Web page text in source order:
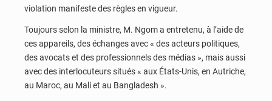
violation manifeste des règles en vigueur.
Toujours selon la ministre, M. Ngom a entretenu, à l’aide de
ces appareils, des échanges avec « des acteurs politiques,
des avocats et des professionnels des médias », mais aussi
avec des interlocuteurs situés « aux États-Unis, en Autriche,
au Maroc, au Mali et au Bangladesh ».